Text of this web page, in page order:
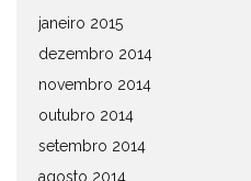
janeiro 2015
dezembro 2014
novembro 2014
outubro 2014
setembro 2014
agosto 2014